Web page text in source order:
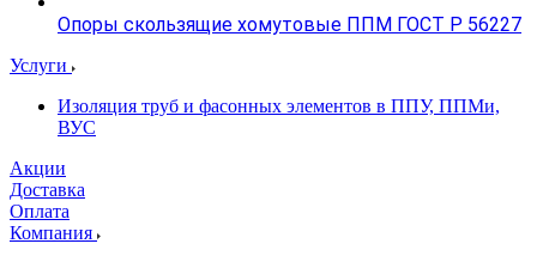
Опоры скользящие хомутовые ППМ ГОСТ Р 56227
Услуги
Изоляция труб и фасонных элементов в ППУ, ППМи,
ВУС
Акции
Доставка
Оплата
Компания